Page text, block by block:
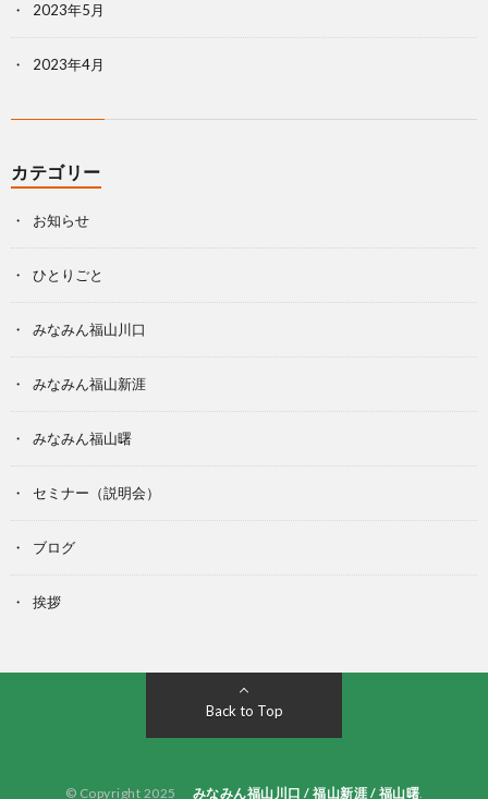
2023年5月
2023年4月
カテゴリー
お知らせ
ひとりごと
みなみん福山川口
みなみん福山新涯
みなみん福山曙
セミナー（説明会）
ブログ
挨拶
Back to Top
© Copyright 2025 みなみん福山川口 / 福山新涯 / 福山曙.